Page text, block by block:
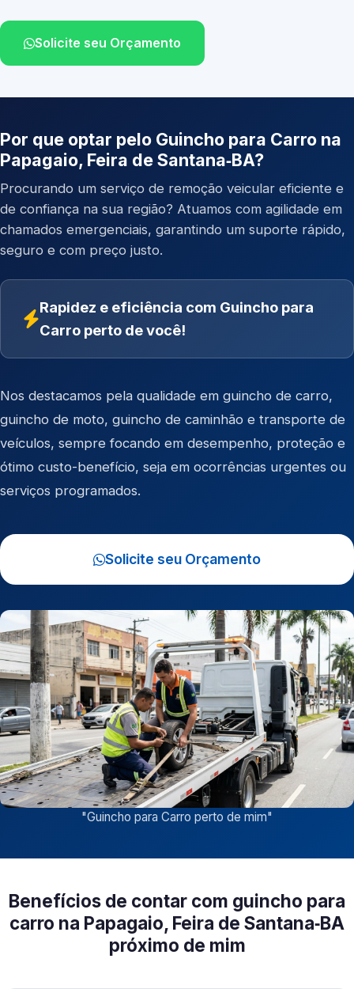
Solicite seu Orçamento
Por que optar pelo Guincho para Carro na
Papagaio, Feira de Santana‑BA?
Procurando um serviço de remoção veicular eficiente e
de confiança na sua região? Atuamos com agilidade em
chamados emergenciais, garantindo um suporte rápido,
seguro e com preço justo.
Rapidez e eficiência com Guincho para
Carro perto de você!
Nos destacamos pela qualidade em guincho de carro,
guincho de moto, guincho de caminhão e transporte de
veículos, sempre focando em desempenho, proteção e
ótimo custo-benefício, seja em ocorrências urgentes ou
serviços programados.
Solicite seu Orçamento
"Guincho para Carro perto de mim"
Benefícios de contar com guincho para
carro na Papagaio, Feira de Santana‑BA
próximo de mim